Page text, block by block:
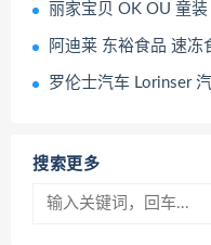
丽家宝贝 OK OU 童
阿迪莱 东裕食品 速冻
罗伦士汽车 Lorinser
搜索更多